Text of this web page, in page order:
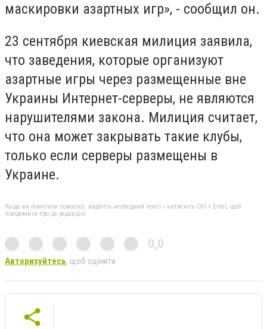
маскировки азартных игр», - сообщил он.
23 сентября киевская милиция заявила,
что заведения, которые организуют
азартные игры через размещенные вне
Украины Интернет-серверы, не являются
нарушителями закона. Милиция считает,
что она может закрывать такие клубы,
только если серверы размещены в
Украине.
Якщо ви помітили помилку, виділіть необхідний текст і натисніть Ctrl + Enter, щоб
повідомити про це редакцію
0,0
Авторизуйтесь, щоб оцінити